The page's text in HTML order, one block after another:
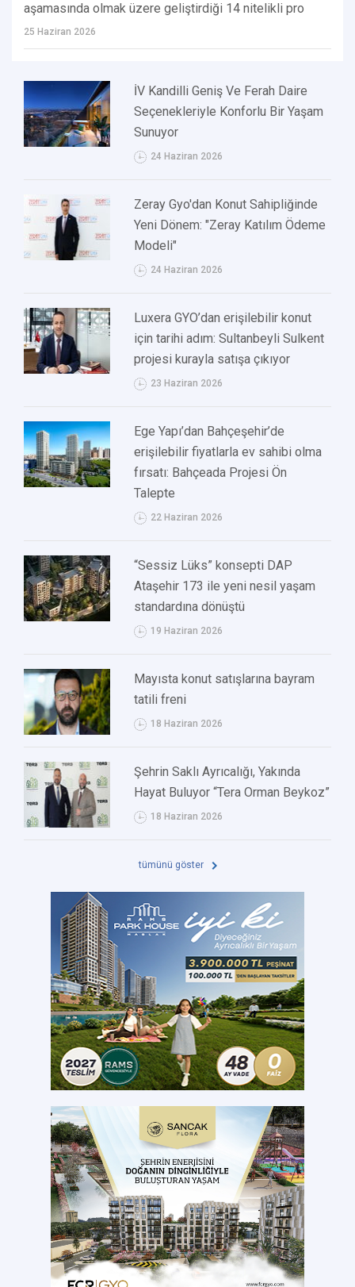
aşamasında olmak üzere geliştirdiği 14 nitelikli pro
25 Haziran 2026
İV Kandilli Geniş Ve Ferah Daire
Seçenekleriyle Konforlu Bir Yaşam
Sunuyor
24 Haziran 2026
Zeray Gyo'dan Konut Sahipliğinde
Yeni Dönem: "Zeray Katılım Ödeme
Modeli"
24 Haziran 2026
Luxera GYO’dan erişilebilir konut
için tarihi adım: Sultanbeyli Sulkent
projesi kurayla satışa çıkıyor
23 Haziran 2026
Ege Yapı’dan Bahçeşehir’de
erişilebilir fiyatlarla ev sahibi olma
fırsatı: Bahçeada Projesi Ön
Talepte
22 Haziran 2026
“Sessiz Lüks” konsepti DAP
Ataşehir 173 ile yeni nesil yaşam
standardına dönüştü
19 Haziran 2026
Mayısta konut satışlarına bayram
tatili freni
18 Haziran 2026
Şehrin Saklı Ayrıcalığı, Yakında
Hayat Buluyor “Tera Orman Beykoz”
18 Haziran 2026
tümünü göster